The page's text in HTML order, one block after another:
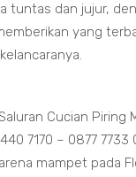
tuntas dan jujur,
yang
Cucian Piring
7170 – 0877
mampet pada